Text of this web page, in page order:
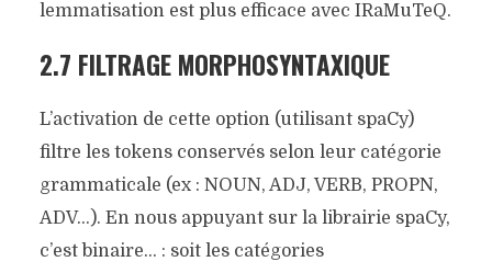
lemmatisation est plus efficace avec IRaMuTeQ.
2.7 FILTRAGE MORPHOSYNTAXIQUE
L’activation de cette option (utilisant spaCy)
filtre les tokens conservés selon leur catégorie
grammaticale (ex : NOUN, ADJ, VERB, PROPN,
ADV…). En nous appuyant sur la librairie spaCy,
c’est binaire… : soit les catégories